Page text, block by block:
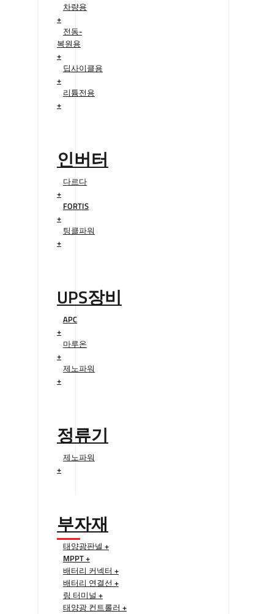
차량용
+
전동-
복원용
+
딥사이클용
+
리튬전용
+
인버터
다르다
+
FORTIS
+
팅클파워
+
UPS장비
APC
+
마루온
+
제노파워
+
정류기
제노파워
+
부자재
태양광판넬 +
MPPT +
배터리 커넥터 +
배터리 연결선 +
링 터미널 +
태양광 컨트롤러 +